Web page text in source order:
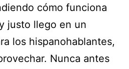
cómo funciona
justo llego en un
los hispanohablantes,
Nunca antes